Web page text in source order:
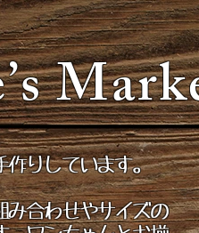
作りしています。
み合わせやサイズの